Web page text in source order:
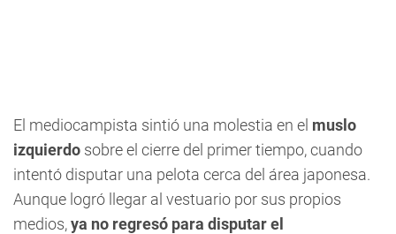
El mediocampista sintió una molestia en el muslo
izquierdo sobre el cierre del primer tiempo, cuando
intentó disputar una pelota cerca del área japonesa.
Aunque logró llegar al vestuario por sus propios
medios,ya no regresó para disputar el